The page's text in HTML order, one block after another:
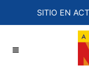
SITIO EN